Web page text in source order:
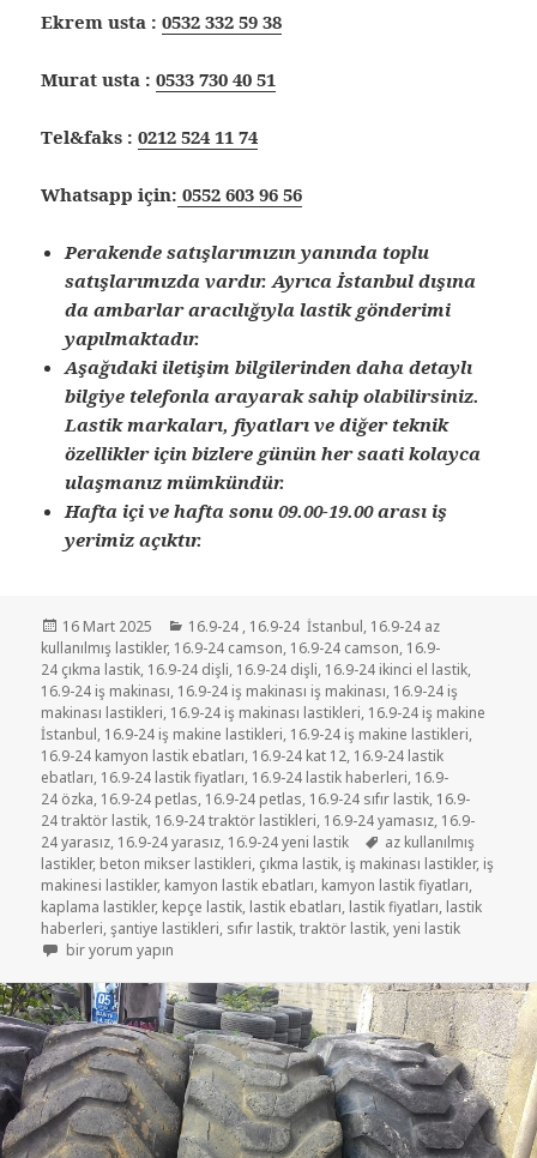
Ekrem usta :0532 332 59 38
Murat usta :0533 730 40 51
Tel&faks :0212 524 11 74
Whatsapp için: 0552 603 96 56
Perakende satışlarımızın yanında toplu
satışlarımızda vardır. Ayrıca İstanbul dışına
da ambarlar aracılığıyla lastik gönderimi
yapılmaktadır.
Aşağıdaki iletişim bilgilerinden daha detaylı
bilgiye telefonla arayarak sahip olabilirsiniz.
Lastik markaları, fiyatları ve diğer teknik
özellikler için bizlere günün her saati kolayca
ulaşmanız mümkündür.
Hafta içi ve hafta sonu 09.00-19.00 arası iş
yerimiz açıktır.
Yayın
tarihi
16 Mart 2025 Kategoriler
16.9-24 , 16.9-24 İstanbul, 16.9-24 az
kullanılmış lastikler, 16.9-24 camson, 16.9-24 camson, 16.9-
24 çıkma lastik, 16.9-24 dişli, 16.9-24 dişli, 16.9-24 ikinci el lastik,
16.9-24 iş makinası, 16.9-24 iş makinası iş makinası, 16.9-24 iş
makinası lastikleri, 16.9-24 iş makinası lastikleri, 16.9-24 iş makine
İstanbul, 16.9-24 iş makine lastikleri, 16.9-24 iş makine lastikleri,
16.9-24 kamyon lastik ebatları, 16.9-24 kat 12, 16.9-24 lastik
ebatları, 16.9-24 lastik fiyatları, 16.9-24 lastik haberleri, 16.9-
24 özka, 16.9-24 petlas, 16.9-24 petlas, 16.9-24 sıfır lastik, 16.9-
24 traktör lastik, 16.9-24 traktör lastikleri, 16.9-24 yamasız, 16.9-
24 yarasız, 16.9-24 yarasız, 16.9-24 yeni lastik Etiketler
az kullanılmış
lastikler, beton mikser lastikleri, çıkma lastik, iş makinası lastikler, iş
makinesi lastikler, kamyon lastik ebatları, kamyon lastik fiyatları,
kaplama lastikler, kepçe lastik, lastik ebatları, lastik fiyatları, lastik
haberleri,şantiye lastikleri, sıfır lastik,traktör lastik,yeni lastik
16-9-24 İŞ MAKİNASI LASTİKLER için
bir yorum yapın